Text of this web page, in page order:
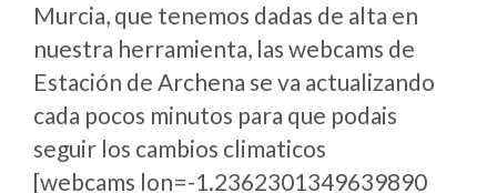
Murcia, que tenemos dadas de alta en
nuestra herramienta, las webcams de
Estación de Archena se va actualizando
cada pocos minutos para que podais
seguir los cambios climaticos
[webcams lon=-1.2362301349639890